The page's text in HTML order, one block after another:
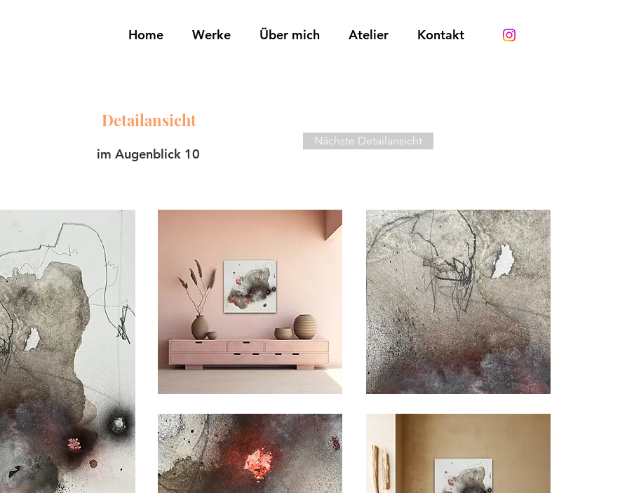
Home Werke Über mich Atelier Kontakt
Detailansicht
im Augenblick 10
Nächste Detailansicht